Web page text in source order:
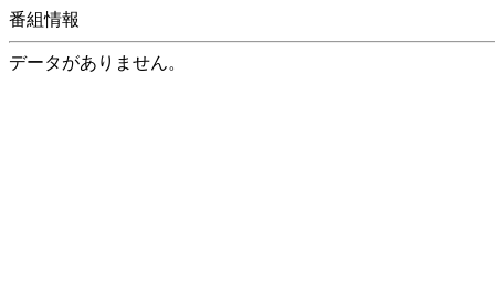
番組情報
データがありません。